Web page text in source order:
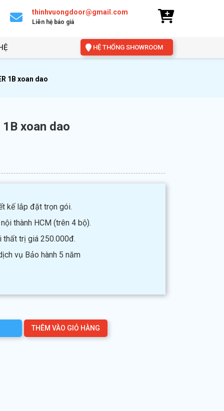
thinhvuongdoor@gmail.com
Liên hệ báo giá
HỆ THỐNG SHOWROOM
1B xoan dao
1B xoan dao
kế lắp đặt trọn gói.
thành HCM (trên 4 bộ).
trị giá 250.000đ.
vụ Bảo hành 5 năm
THÊM VÀO GIỎ HÀNG